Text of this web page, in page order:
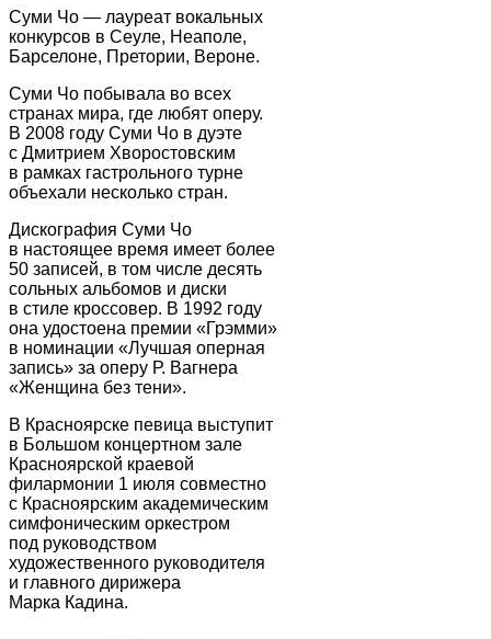
Суми Чо — лауреат вокальных
конкурсов в Сеуле, Неаполе,
Барселоне, Претории, Вероне.
Суми Чо побывала во всех
странах мира, где любят оперу.
В 2008 году Суми Чо в дуэте
с Дмитрием Хворостовским
в рамках гастрольного турне
объехали несколько стран.
Дискография Суми Чо
в настоящее время имеет более
50 записей, в том числе десять
сольных альбомов и диски
в стиле кроссовер. В 1992 году
она удостоена премии «Грэмми»
в номинации «Лучшая оперная
запись» за оперу Р. Вагнера
«Женщина без тени».
В Красноярске певица выступит
в Большом концертном зале
Красноярской краевой
филармонии 1 июля совместно
с Красноярским академическим
симфоническим оркестром
под руководством
художественного руководителя
и главного дирижера
Марка Кадина.